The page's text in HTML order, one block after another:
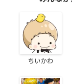
ちいかわ